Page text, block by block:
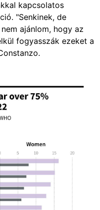
kapcsolatos
"Senkinek, de
ajánlom, hogy az
fogyasszák ezeket a